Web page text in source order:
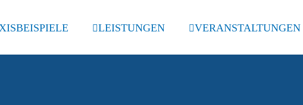
LEISTUNGEN VERANSTALTUNGEN